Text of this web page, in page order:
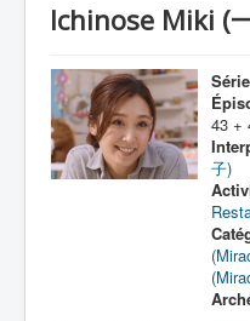
Toku-Actrices
Toku-Critiques
Séries
Films
Ichinose Miki (
43 +
子)